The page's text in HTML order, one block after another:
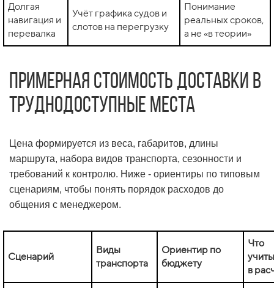
Долгая
навигация и
перевалка
Учёт графика судов и
слотов на перегрузку
Понимание
реальных сроков,
а не «в теории»
Примерная стоимость доставки в
труднодоступные места
Цена формируется из веса, габаритов, длины
маршрута, набора видов транспорта, сезонности и
требований к контролю. Ниже - ориентиры по типовым
сценариям, чтобы понять порядок расходов до
общения с менеджером.
Сценарий
Виды
транспорта
Ориентир по
бюджету
Что
в